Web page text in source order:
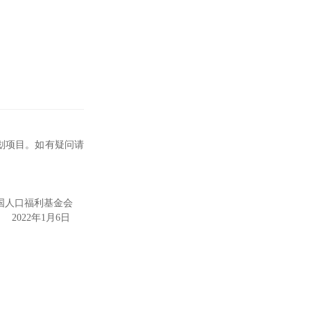
项目。如有疑问请
人口福利基金会
2022年1月6日